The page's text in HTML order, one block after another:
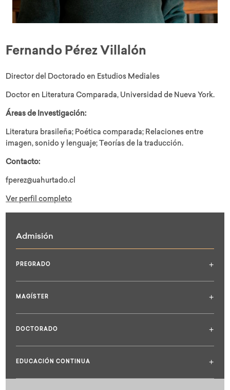
Fernando Pérez Villalón
Director del Doctorado en Estudios Mediales
Doctor en Literatura Comparada, Universidad de Nueva York.
Áreas de Investigación:
Literatura brasileña; Poética comparada; Relaciones entre
imagen, sonido y lenguaje; Teorías de la traducción.
Contacto:
fperez@uahurtado.cl
Ver perfil completo
Admisión
PREGRADO +
MAGÍSTER +
DOCTORADO +
EDUCACIÓN CONTINUA +